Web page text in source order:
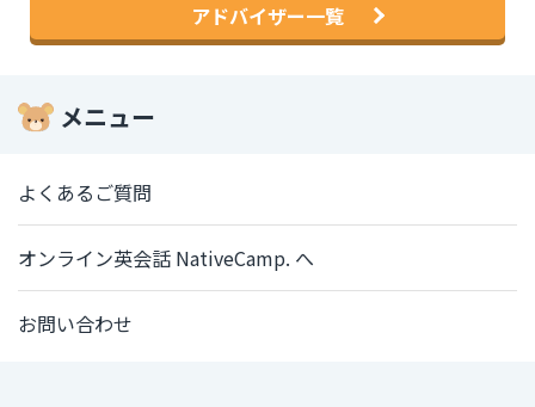
アドバイザー一覧
メニュー
よくあるご質問
オンライン英会話 NativeCamp. へ
お問い合わせ